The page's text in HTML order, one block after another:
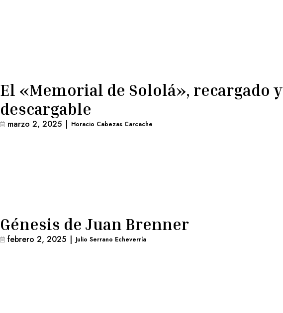
El «Memorial de Sololá», recargado y
descargable
marzo 2, 2025 | Horacio Cabezas Carcache
Génesis de Juan Brenner
febrero 2, 2025 | Julio Serrano Echeverría